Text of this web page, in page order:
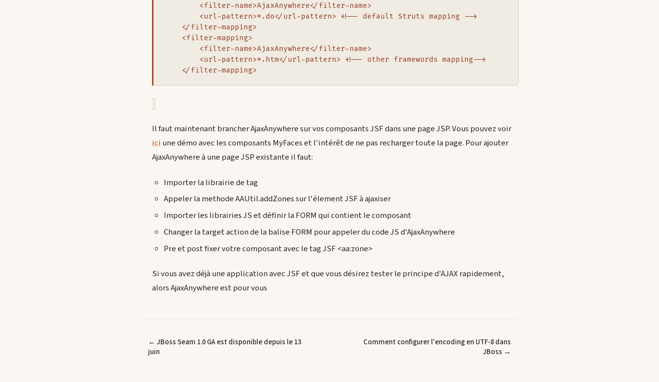
        <filter-name>AjaxAnywhere</filter-name>
        <url-pattern>*.do</url-pattern> <!-- default Struts mapping -->
    </filter-mapping>
    <filter-mapping>
        <filter-name>AjaxAnywhere</filter-name>
        <url-pattern>*.htm</url-pattern> <!-- other framewords mapping-->
Il faut maintenant brancher AjaxAnywhere sur vos composants JSF dans une page JSP. Vous pouvez voir
iciune démo avec les composants MyFaces et l'intérêt de ne pas recharger toute la page. Pour ajouter
AjaxAnywhere à une page JSP existante il faut:
Importer la librairie de tag
Appeler la methode AAUtil.addZones sur l'élement JSF à ajaxiser
Importer les librairies JS et définir la FORM qui contient le composant
Changer la target action de la balise FORM pour appeler du code JS d'AjaxAnywhere
Pre et post fixer votre composant avec le tag JSF <aa:zone>
Si vous avez déjà une application avec JSF et que vous désirez tester le principe d'AJAX rapidement,
alors AjaxAnywhere est pour vous
← JBoss Seam 1.0 GA est disponible depuis le 13
juin
Comment configurer l'encoding en UTF-8 dans
JBoss →